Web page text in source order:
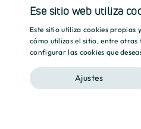
CULMIA
Barcelona
2 y 3
Ese sitio web utiliza
Este sitio utiliza cookies
cómo utilizas el sitio, entre
configurar las cookies que
Ajustes